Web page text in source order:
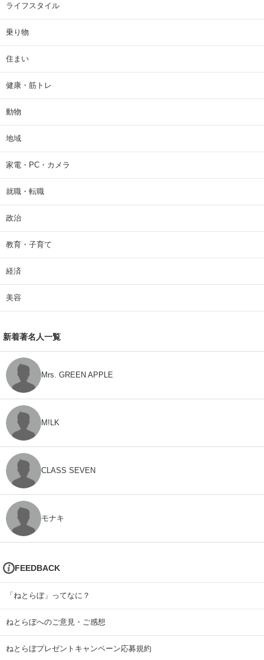
ライフスタイル
乗り物
住まい
健康・筋トレ
動物
地域
家電・PC・カメラ
就職・転職
政治
教育・子育て
経済
美容
新着著名人一覧
Mrs. GREEN APPLE
M!LK
CLASS SEVEN
モナキ
FEEDBACK
「ねとらぼ」ってなに？
ねとらぼへのご意見・ご感想
ねとらぼプレゼントキャンペーン応募規約